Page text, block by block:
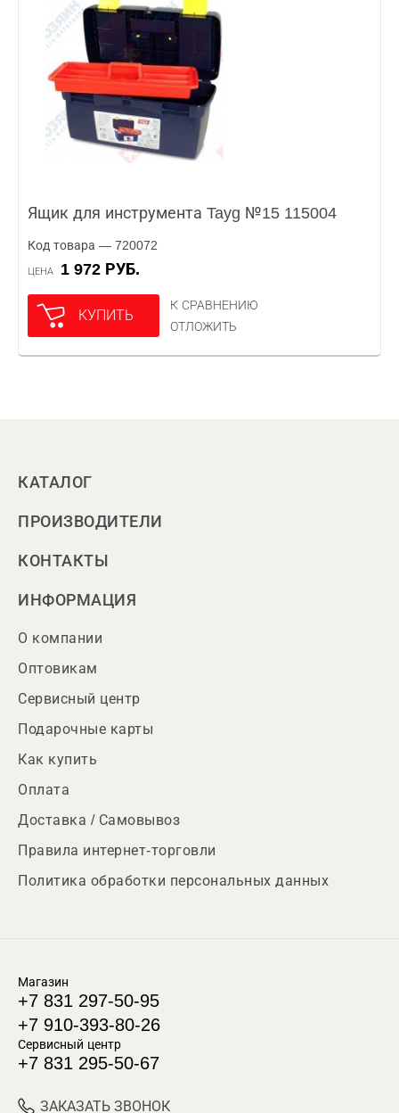
Ящик для инструмента Tayg №15 115004
Код товара — 720072
ЦЕНА 1 972 РУБ.
КУПИТЬ
К СРАВНЕНИЮ
ОТЛОЖИТЬ
КАТАЛОГ
ПРОИЗВОДИТЕЛИ
КОНТАКТЫ
ИНФОРМАЦИЯ
О компании
Оптовикам
Сервисный центр
Подарочные карты
Как купить
Оплата
Доставка / Самовывоз
Правила интернет-торговли
Политика обработки персональных данных
Магазин
+7 831 297-50-95
+7 910-393-80-26
Сервисный центр
+7 831 295-50-67
ЗАКАЗАТЬ ЗВОНОК